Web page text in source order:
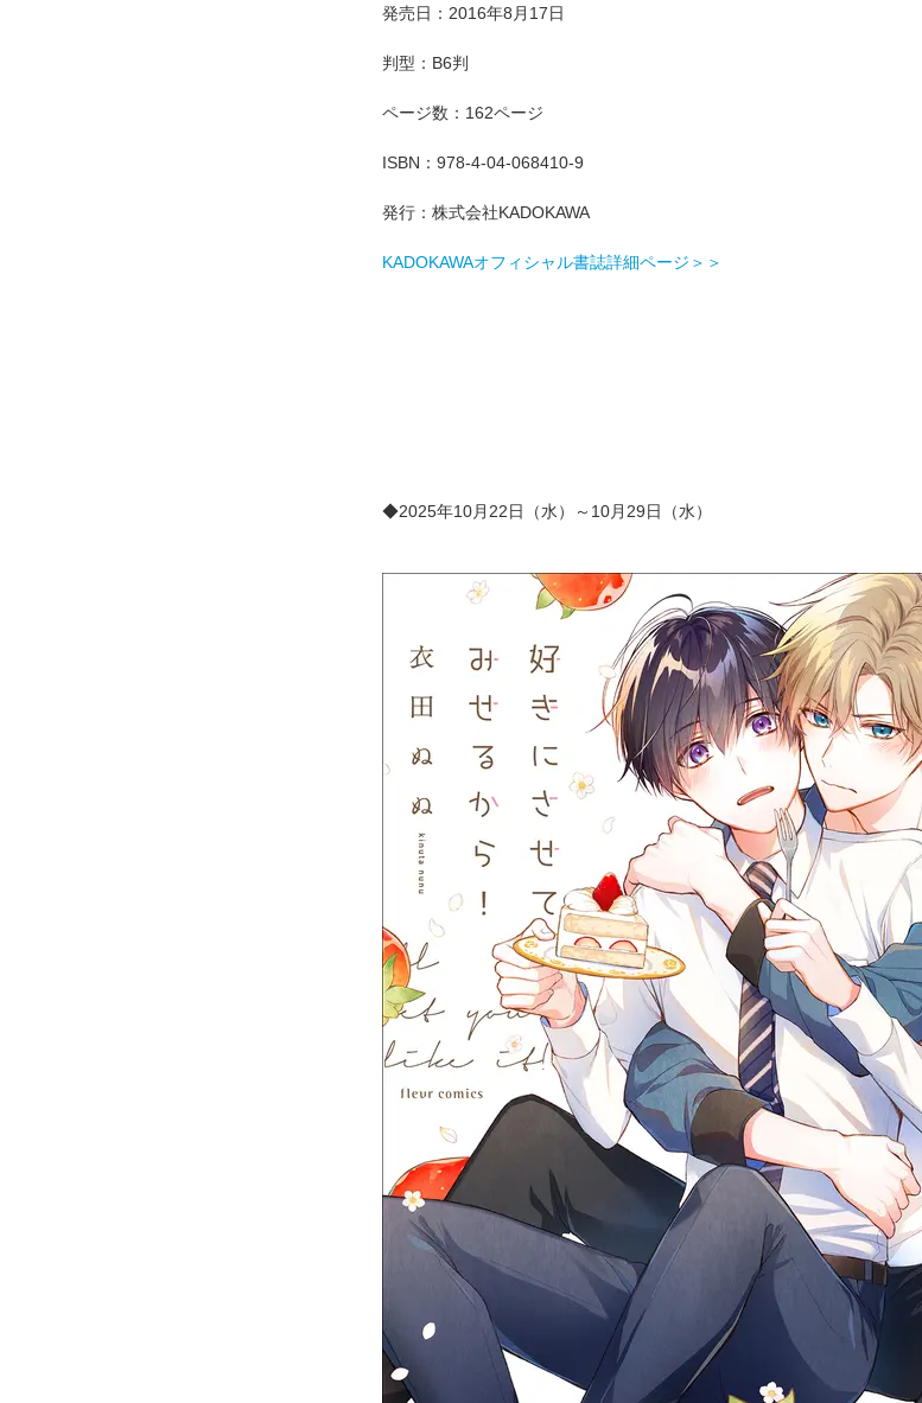
発売日：2016年8月17日
判型：B6判
ページ数：162ページ
ISBN：978-4-04-068410-9
発行：株式会社KADOKAWA
KADOKAWAオフィシャル書誌詳細ページ＞＞
◆2025年10月22日（水）～10月29日（水）